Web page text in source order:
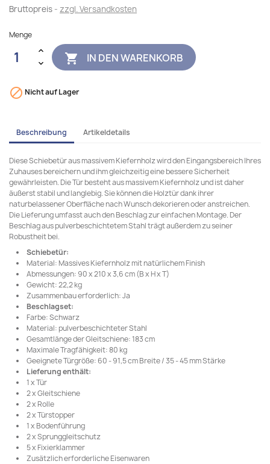
Bruttopreis zzgl. Versandkosten
Menge
 IN DEN WARENKORB
 Nicht auf Lager
Beschreibung Artikeldetails
Diese Schiebetür aus massivem Kiefernholz wird den Eingangsbereich Ihres
Zuhauses bereichern und ihm gleichzeitig eine bessere Sicherheit
gewährleisten. Die Tür besteht aus massivem Kiefernholz und ist daher
äußerst stabil und langlebig. Sie können die Holztür dank ihrer
naturbelassener Oberfläche nach Wunsch dekorieren oder anstreichen.
Die Lieferung umfasst auch den Beschlag zur einfachen Montage. Der
Beschlag aus pulverbeschichtetem Stahl trägt außerdem zu seiner
Robustheit bei.
Schiebetür:
Material: Massives Kiefernholz mit natürlichem Finish
Abmessungen: 90 x 210 x 3,6 cm (B x H x T)
Gewicht: 22,2 kg
Zusammenbau erforderlich: Ja
Beschlagset:
Farbe: Schwarz
Material: pulverbeschichteter Stahl
Gesamtlänge der Gleitschiene: 183 cm
Maximale Tragfähigkeit: 80 kg
Geeignete Türgröße: 60 - 91,5 cm Breite / 35 - 45 mm Stärke
Lieferung enthält:
1 x Tür
2 x Gleitschiene
2 x Rolle
2 x Türstopper
1 x Bodenführung
2 x Sprunggleitschutz
5 x Fixierklammer
Zusätzlich erforderliche Eisenwaren